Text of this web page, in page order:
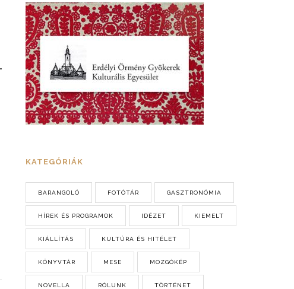
KATEGÓRIÁK
BARANGOLÓ FOTÓTÁR GASZTRONÓMIA
HÍREK ÉS PROGRAMOK IDÉZET KIEMELT
KIÁLLÍTÁS KULTÚRA ÉS HITÉLET
KÖNYVTÁR MESE MOZGÓKÉP
NOVELLA RÓLUNK TÖRTÉNET